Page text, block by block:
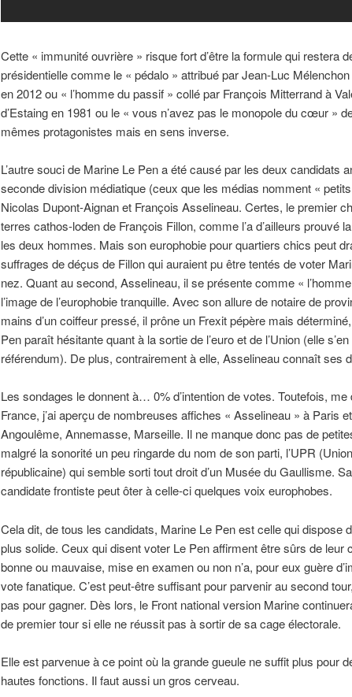
Cette « immunité ouvrière » risque fort d’être la formule qui restera
présidentielle comme le « pédalo » attribué par Jean-Luc
en 2012 ou « l’homme du passif » collé par François Mitterrand à
d’Estaing en 1981 ou le « vous n’avez pas le monopole du cœur »
mêmes protagonistes mais en sens inverse.
L’autre souci de Marine Le Pen a été causé par les deux candidats
seconde division médiatique (ceux que les médias nomment «
Nicolas Dupont-Aignan et François Asselineau. Certes, le premier
terres cathos-loden de François Fillon, comme l’a d’ailleurs prouvé
les deux hommes. Mais son europhobie pour quartiers chics peut
suffrages de déçus de Fillon qui auraient pu être tentés de voter
nez. Quant au second, Asselineau, il se présente comme «
l’image de l’europhobie tranquille. Avec son allure de notaire de
mains d’un coiffeur pressé, il prône un Frexit pépère mais
Pen paraît hésitante quant à la sortie de l’euro et de l’Union (elle
référendum). De plus, contrairement à elle, Asselineau connaît ses
Les sondages le donnent à… 0% d’intention de votes. Toutefois,
France, j’ai aperçu de nombreuses affiches « Asselineau » à Paris
Angoulême, Annemasse, Marseille. Il ne manque donc pas de
malgré la sonorité un peu ringarde du nom de son parti, l’UPR
républicaine) qui semble sorti tout droit d’un Musée du Gaullisme.
candidate frontiste peut ôter à celle-ci quelques voix europhobes.
Cela dit, de tous les candidats, Marine Le Pen est celle qui dispose
plus solide. Ceux qui disent voter Le Pen affirment être sûrs de leur
bonne ou mauvaise, mise en examen ou non n’a, pour eux guère
vote fanatique. C’est peut-être suffisant pour parvenir au second
pas pour gagner. Dès lors, le Front national version Marine
de premier tour si elle ne réussit pas à sortir de sa cage électorale.
Elle est parvenue à ce point où la grande gueule ne suffit plus pour
hautes fonctions. Il faut aussi un gros cerveau.